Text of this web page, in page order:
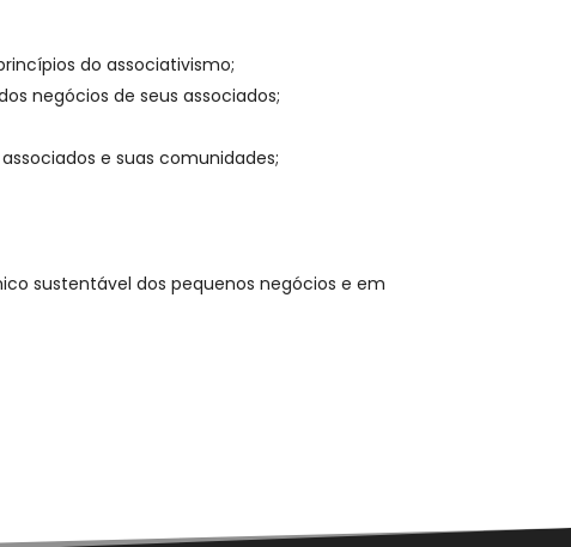
do associativismo;
negócios de seus associados;
e suas comunidades;
sustentável dos pequenos negócios e em